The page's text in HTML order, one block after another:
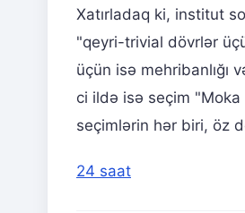
Xatırladaq ki, institut
"qeyri-trivial dövrlər
üçün isə mehribanlığı
ci ildə isə seçim
seçimlərin hər biri, öz
24 saat